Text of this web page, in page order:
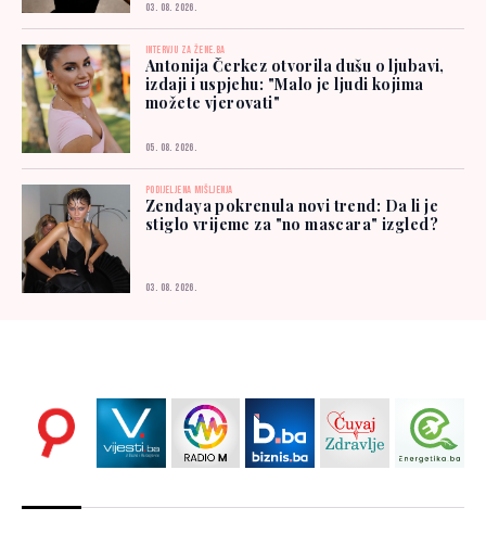
03. 08. 2026.
INTERVJU ZA ŽENE.BA
Antonija Čerkez otvorila dušu o ljubavi,
izdaji i uspjehu: "Malo je ljudi kojima
možete vjerovati"
05. 08. 2026.
PODIJELJENA MIŠLJENJA
Zendaya pokrenula novi trend: Da li je
stiglo vrijeme za "no mascara" izgled?
03. 08. 2026.